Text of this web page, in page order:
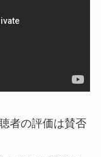
者の評価は賛否